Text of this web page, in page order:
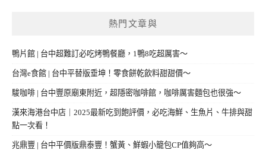
熱門文章與
鴨片館 | 台中超難訂必吃烤鴨餐廳，1鴨8吃超厲害～
台灣e食館 | 台中平替版垂坤！零食餅乾飲料甜甜價～
駿咖啡 | 台中豐原廟東附近，超隱密咖啡館，咖啡厲害麵包也很強～
漢來海港台中店｜2025最新吃到飽評價，必吃海鮮、生魚片、牛排與甜
點一次看！
兆鼎豐 | 台中平價版鼎泰豐！蟹黃、鮮蝦小籠包CP值夠高～